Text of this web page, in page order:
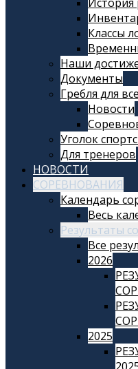
Классы
Наши
Документы
Гребля для
Новости
Уголок
Для тренеров
НОВОСТИ
СОРЕВНОВАНИЯ
Календарь
Весь
Результаты
Все
2026
2025